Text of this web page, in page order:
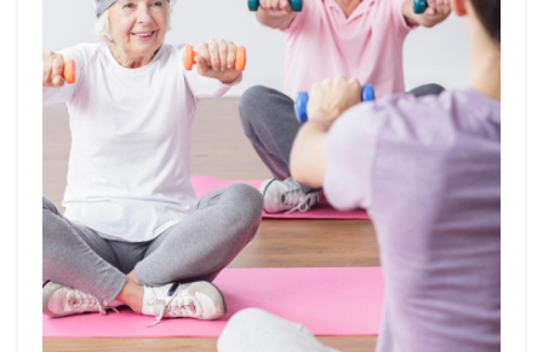
FAMÍLIA
ALIMENTAÇÃO
FITNESS
ESPECIALISTAS
➤
POSTS
DOS
ESPECIALISTAS